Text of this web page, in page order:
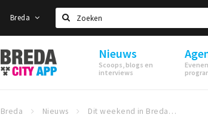
Breda
Zoeken
Stappen
&
Shoppen
Nieuws
Scoops, blogs en
interviews
Breda Nieuws Dit weekend in Breda: Van winterfairs tot hoge kortingen